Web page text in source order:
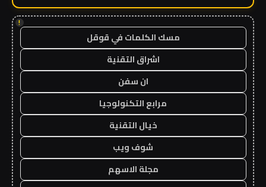
!
مسك الكلمات في قوقل
اشراق التقنية
ان سفن
مرابع التكنولوجيا
خيال التقنية
شوف ويب
مجلة الاسهم